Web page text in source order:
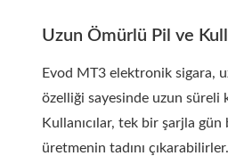
Uzun Ömürlü Pil ve
Evod MT3 elektronik sigara,
özelliği sayesinde uzun süreli
Kullanıcılar, tek bir şarjla
üretmenin tadını